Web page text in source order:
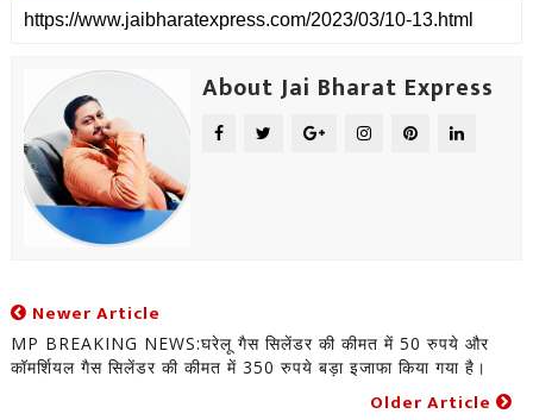
About Jai Bharat Express
Newer Article
MP BREAKING NEWS:घरेलू गैस सिलेंडर की कीमत में 50 रुपये और
कॉमर्शियल गैस सिलेंडर की कीमत में 350 रुपये बड़ा इजाफा किया गया है।
Older Article